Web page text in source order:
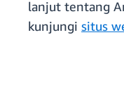
lanjut tentang
kunjungi situs